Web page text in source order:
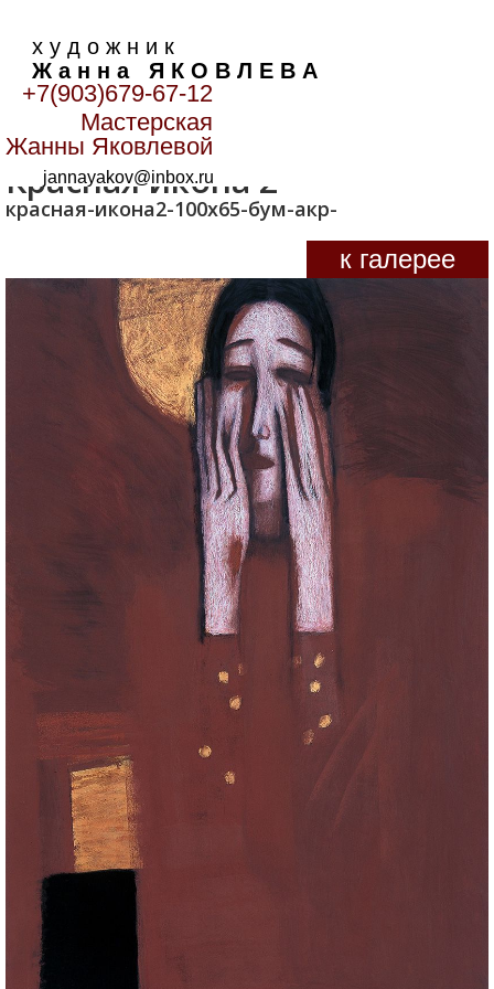
х у д о ж н и к
Ж а н н а Я К О В Л Е В А
+7(903)679-67-12
Мастерская
Жанны Яковлевой
jannayakov@inbox.ru
Главная>Лики>Красная икона 2
Красная икона 2
красная-икона2-100х65-бум-акр-
к галерее